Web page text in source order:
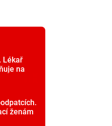
Lékař
na
ženám